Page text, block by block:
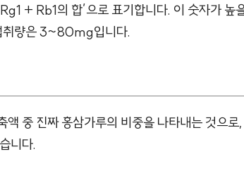
+ Rb1의 합’으로 표기합니다. 이 숫자가 높
취량은 3~80mg입니다.
액 중 진짜 홍삼가루의 비중을 나타내는 것으
니다.